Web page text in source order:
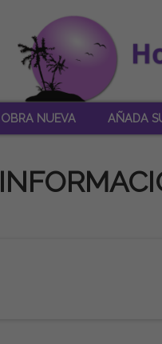
OBRA NUEVA AÑADA